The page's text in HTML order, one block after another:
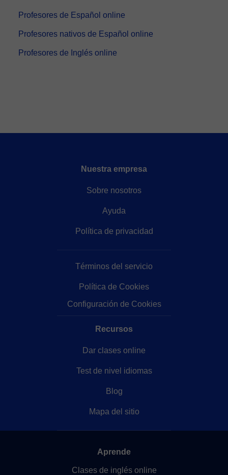
Profesores de Español online
Profesores nativos de Español online
Profesores de Inglés online
Nuestra empresa
Sobre nosotros
Ayuda
Política de privacidad
Términos del servicio
Política de Cookies
Configuración de Cookies
Recursos
Dar clases online
Test de nivel idiomas
Blog
Mapa del sitio
Aprende
Clases de inglés online